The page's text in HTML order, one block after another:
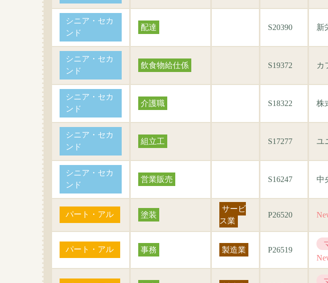
シニア・セカ
ンド
配達 S20390 新
シニア・セカ
ンド
飲食物給仕係 S19372 カ
シニア・セカ
ンド
介護職 S18322 株
シニア・セカ
ンド
組立工 S17277 ユ
シニア・セカ
ンド
営業販売 S16247 中
パート・アル 塗装
サービ
ス業
P26520
パート・アル 事務 製造業 P26519